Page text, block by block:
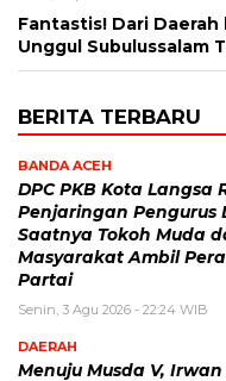
Fantastis! Dari Daerah
Unggul Subulussalam
BERITA TERBARU
BANDA ACEH
DPC PKB Kota Langsa
Penjaringan Pengurus
Saatnya Tokoh Muda
Masyarakat Ambil
Partai
Senin, 3 Agu 2026 - 22:24 WIB
DAERAH
Menuju Musda V,